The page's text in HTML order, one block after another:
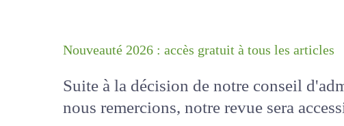
Suite à la décision de notre conseil
nous remercions, notre revue sera
!